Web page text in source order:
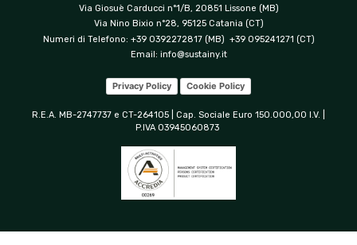
Via Giosuè Carducci n°1/B, 20851 Lissone (MB)
Via Nino Bixio n°28, 95125 Catania (CT)
Numeri di Telefono: +39 0392272817 (MB) +39 095241271 (CT)
Email: info@sustainy.it
Privacy Policy Cookie Policy
R.E.A. MB-2747737 e CT-264105 | Cap. Sociale Euro 150.000,00 I.V. |
P.IVA 03945060873